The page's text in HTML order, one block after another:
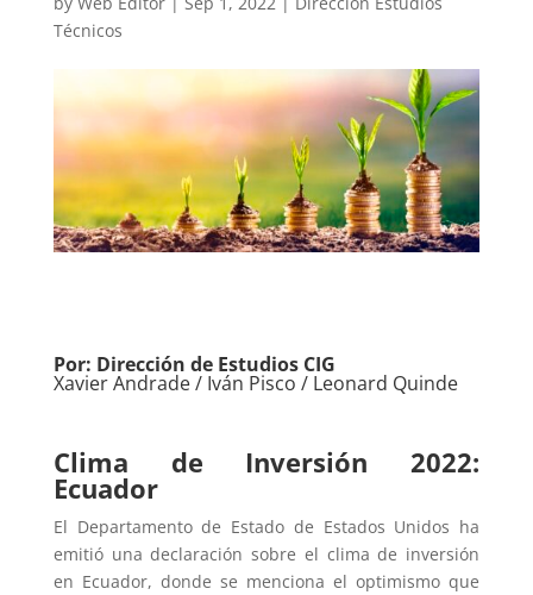
Técnicos
Por: Dirección de Estudios CIG
Xavier Andrade / Iván Pisco / Leonard Quinde
Clima de Inversión 2022:
Ecuador
El Departamento de Estado de Estados Unidos ha
emitió una declaración sobre el clima de inversión
en Ecuador, donde se menciona el optimismo que